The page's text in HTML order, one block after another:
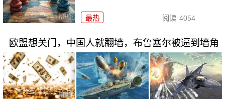
最热 阅读 4054
欧盟想关门，中国人就翻墙，布鲁塞尔被逼到墙角